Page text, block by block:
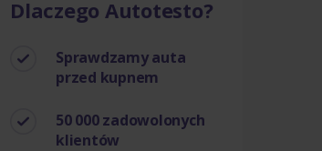
Dlaczego Autotesto?
Sprawdzamy auta
przed kupnem
50 000 zadowolonych
klientów